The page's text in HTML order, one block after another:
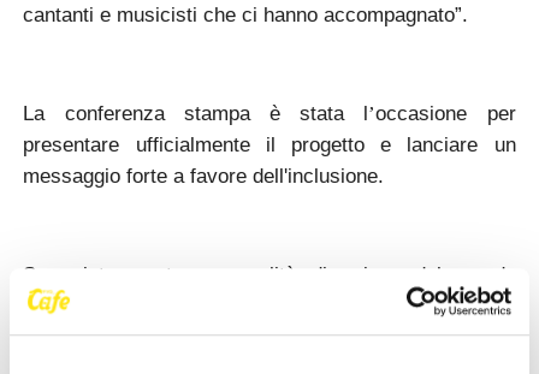
cantanti e musicisti che ci hanno accompagnato”.
La conferenza stampa è stata l’occasione per
presentare ufficialmente il progetto e lanciare un
messaggio forte a favore dell'inclusione.
Sono intervenute personalità di spicco del mondo
politico e istituzionale, tra cui:
Alessandra Locatelli,
Ministro per le Disabilità, l’Onorevole Massimiliano